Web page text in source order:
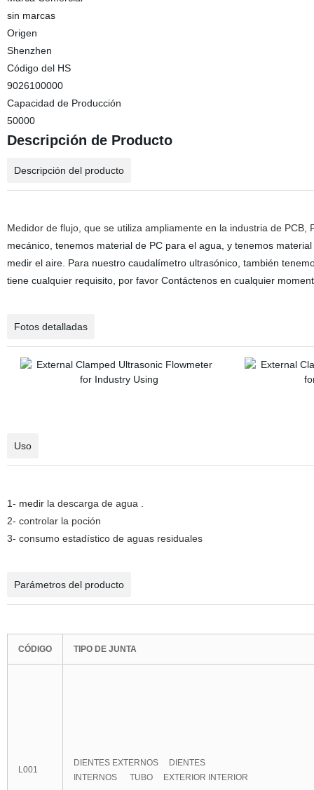
sin marcas
Origen
Shenzhen
Código del HS
9026100000
Capacidad de Producción
50000
Descripción de Producto
Descripción del producto
Medidor de flujo, que se utiliza ampliamente en la industria de PCB,
mecánico, tenemos material de PC para el agua, y tenemos
medir el aire. Para nuestro caudalímetro ultrasónico, también
tiene cualquier requisito, por favor Contáctenos en cualquier
Fotos detalladas
Uso
1- medirla descarga de agua
2- controlar la poción
3- consumo estadístico de aguas residuales
Parámetros del producto
CÓDIGO TIPO DE JUNTA
L001
DIENTES EXTERNOS DIENTES
INTERNOS TUBO EXTERIOR INTERIOR